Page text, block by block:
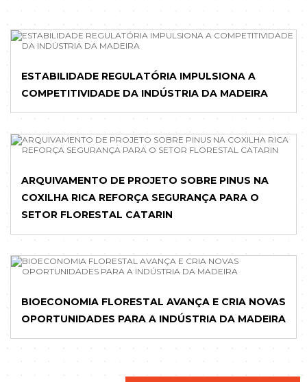
ESTABILIDADE REGULATÓRIA IMPULSIONA A
COMPETITIVIDADE DA INDÚSTRIA DA MADEIRA
ARQUIVAMENTO DE PROJETO SOBRE PINUS NA
COXILHA RICA REFORÇA SEGURANÇA PARA O
SETOR FLORESTAL CATARIN
BIOECONOMIA FLORESTAL AVANÇA E CRIA NOVAS
OPORTUNIDADES PARA A INDÚSTRIA DA MADEIRA